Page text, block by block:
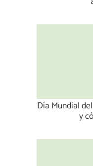
Día Mundial
y